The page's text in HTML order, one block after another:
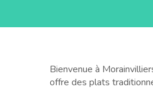
Bienvenue à
offre des plats